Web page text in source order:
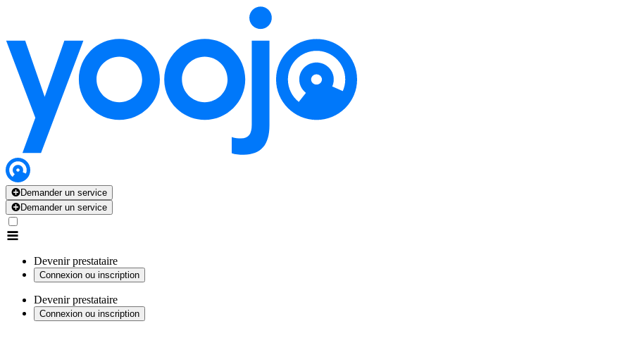
Demander un service
Demander un service
Devenir prestataire
Connexion ou inscription
Devenir prestataire
Connexion ou inscription